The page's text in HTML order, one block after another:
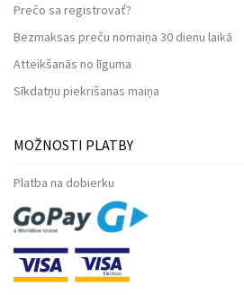
Prečo sa registrovať?
Bezmaksas preču nomaiņa 30 dienu laikā
Atteikšanās no līguma
Sīkdatņu piekrišanas maiņa
MOŽNOSTI PLATBY
Platba na dobierku